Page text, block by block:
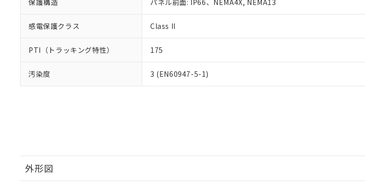
保護構造 パネル前面: IP66、NEMA4X, NEMA13
感電保護クラス Class II
PTI（トラッキング特性） 175
汚染度 3 (EN60947-5-1)
外形図